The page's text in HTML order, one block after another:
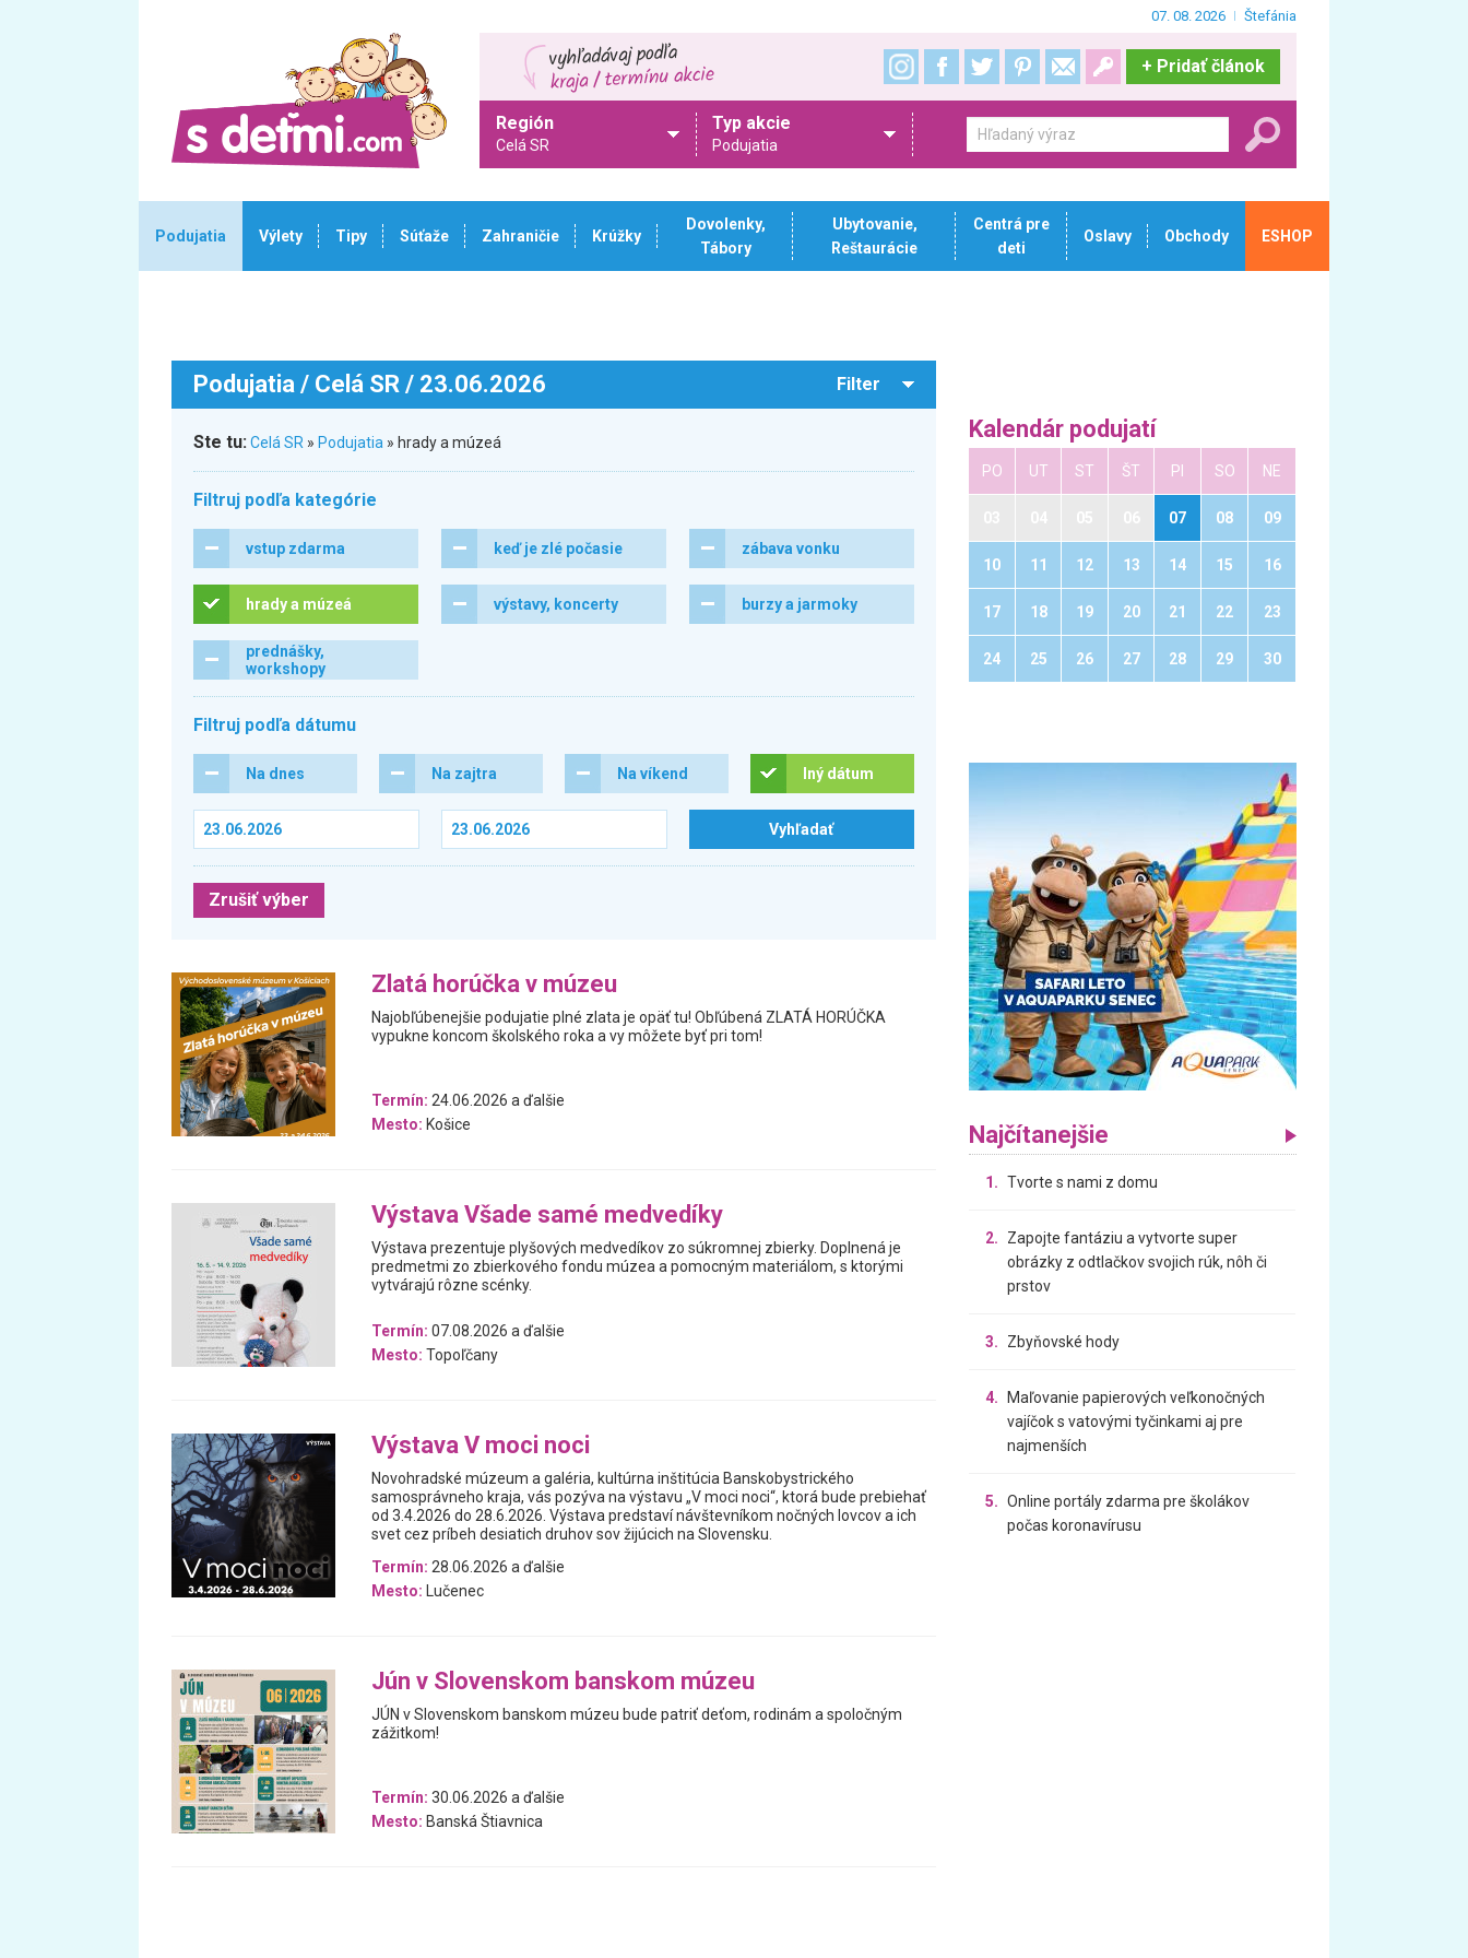
07. 08. 2026 Štefánia
+ Pridať článok
Región
Celá SR
Typ akcie
Podujatia
Podujatia Výlety Tipy Súťaže Zahraničie Krúžky
Dovolenky,
Tábory
Ubytovanie,
Reštaurácie
Centrá pre
deti
Oslavy Obchody ESHOP
Podujatia / Celá SR / 23.06.2026 Filter
Ste tu:Celá SR » Podujatia » hrady a múzeá
Filtruj podľa kategórie
vstup zdarma keď je zlé počasie zábava vonku
hrady a múzeá výstavy, koncerty burzy a jarmoky
prednášky,
workshopy
Filtruj podľa dátumu
Na dnes Na zajtra Na víkend Iný dátum
Zrušiť výber
Zlatá horúčka v múzeu
Najobľúbenejšie podujatie plné zlata je opäť tu! Obľúbená ZLATÁ HORÚČKA
vypukne koncom školského roka a vy môžete byť pri tom!
Termín: 24.06.2026 a ďalšie
Mesto: Košice
Výstava Všade samé medvedíky
Výstava prezentuje plyšových medvedíkov zo súkromnej zbierky. Doplnená je
predmetmi zo zbierkového fondu múzea a pomocným materiálom, s ktorými
vytvárajú rôzne scénky.
Termín: 07.08.2026 a ďalšie
Mesto: Topoľčany
Výstava V moci noci
Novohradské múzeum a galéria, kultúrna inštitúcia Banskobystrického
samosprávneho kraja, vás pozýva na výstavu „V moci noci“, ktorá bude prebiehať
od 3.4.2026 do 28.6.2026. Výstava predstaví návštevníkom nočných lovcov a ich
svet cez príbeh desiatich druhov sov žijúcich na Slovensku.
Termín: 28.06.2026 a ďalšie
Mesto: Lučenec
Jún v Slovenskom banskom múzeu
JÚN v Slovenskom banskom múzeu bude patriť deťom, rodinám a spoločným
zážitkom!
Termín: 30.06.2026 a ďalšie
Mesto: Banská Štiavnica
Kalendár podujatí
PO UT ST ŠT PI SO NE
07 08 09
10 11 12 13 14 15 16
17 18 19 20 21 22 23
24 25 26 27 28 29 30
Najčítanejšie
1. Tvorte s nami z domu
2.
Zapojte fantáziu a vytvorte super
obrázky z odtlačkov svojich rúk, nôh či
prstov
3. Zbyňovské hody
4.
Maľovanie papierových veľkonočných
vajíčok s vatovými tyčinkami aj pre
najmenších
5. Online portály zdarma pre školákov
počas koronavírusu